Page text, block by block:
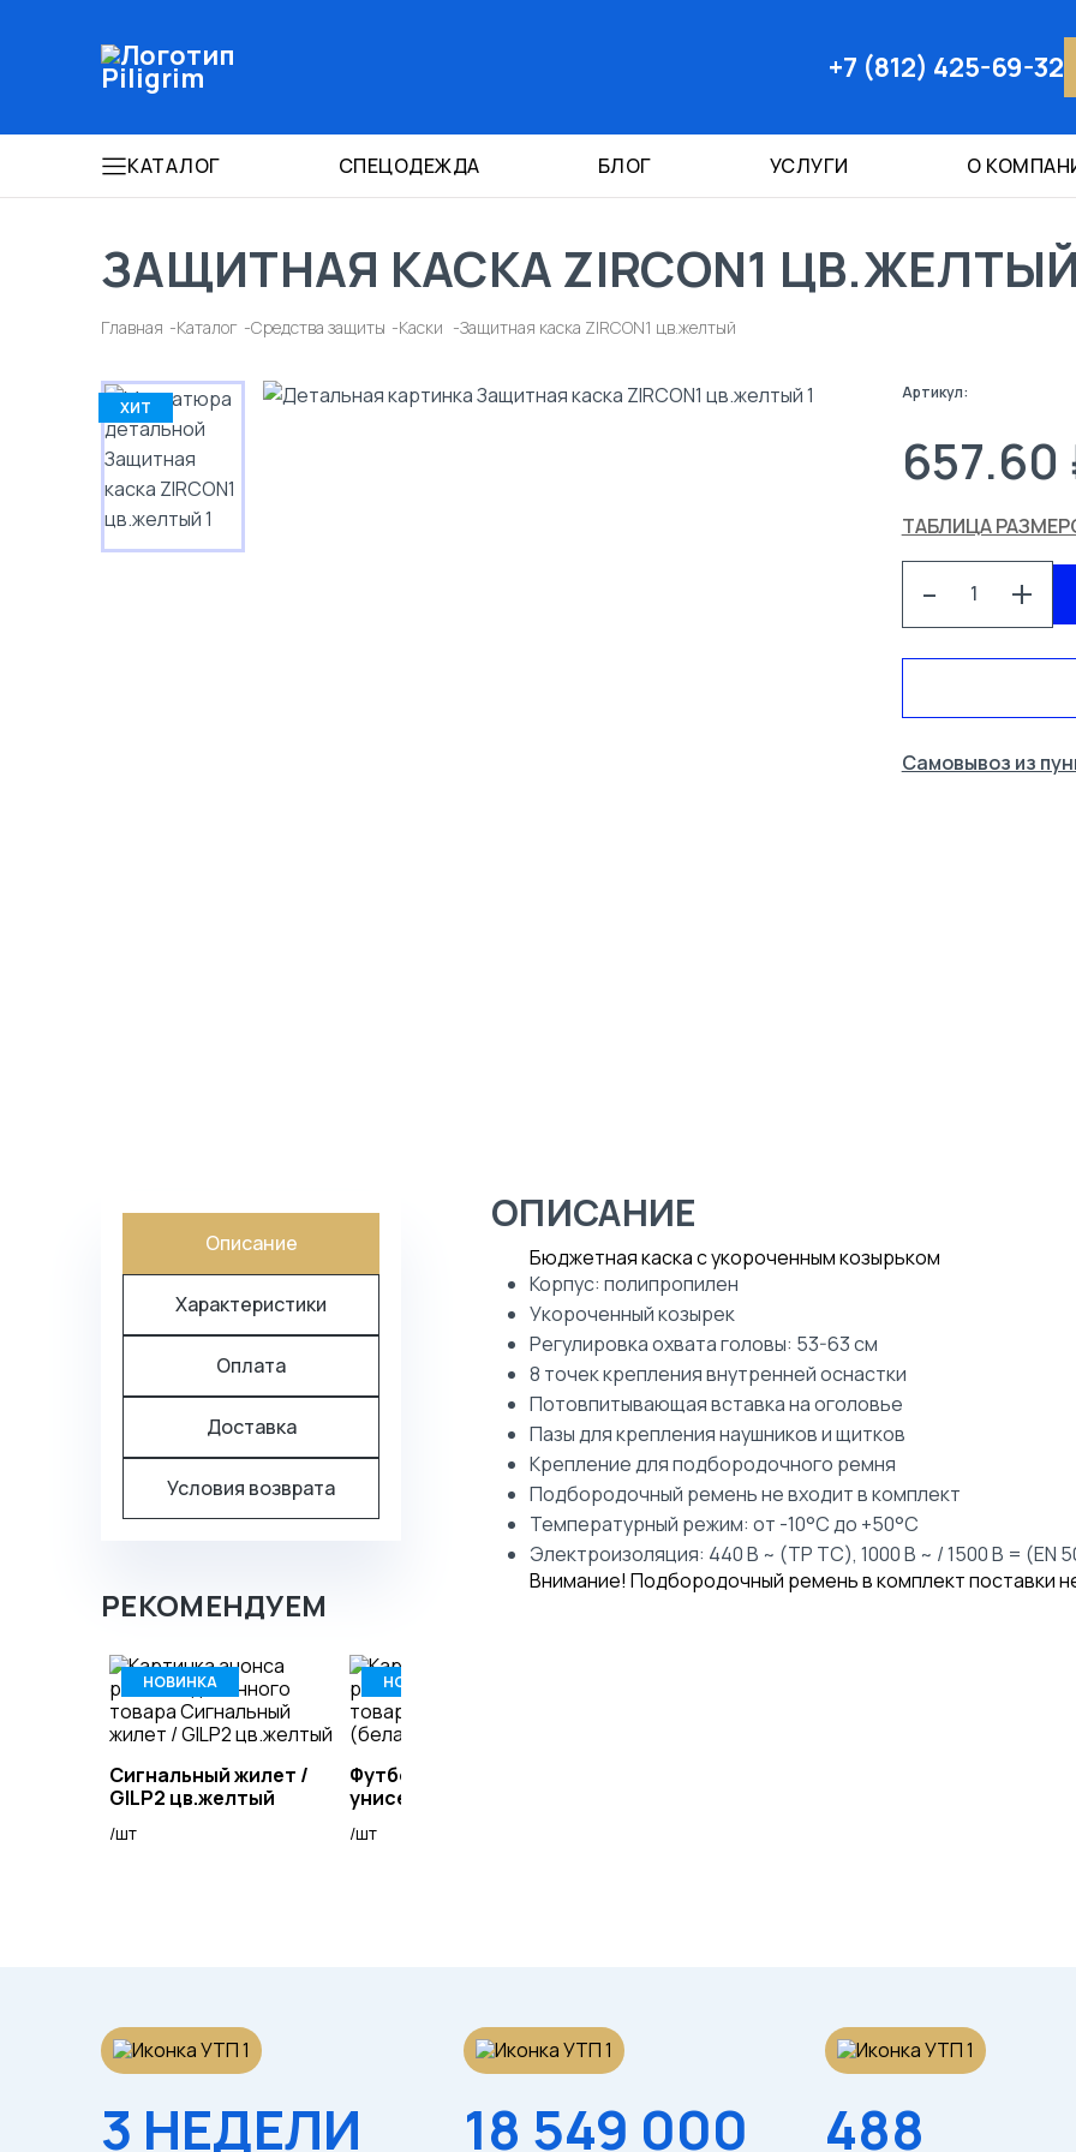
+7 (812) 425-69-32
КАТАЛОГ СПЕЦОДЕЖДА БЛОГ УСЛУГИ О
СПЕЦОДЕЖДА
ЗАЩИТНАЯ КАСКА ZIRCON1
Главная Каталог Средства защиты Каски Защитная каска ZIRCON1 цв.желтый
ХИТ
Артикул:
657.60
ТАБЛИЦА
- +
Самовывоз из
Описание
Характеристики
Оплата
Доставка
Условия возврата
РЕКОМЕНДУЕМ
НОВИНКА
Сигнальный жилет /
GILP2 цв.желтый
/шт
НОВИНКА
Футболка (белая)
унисекс
/шт
ОПИСАНИЕ
Бюджетная каска с укороченным козырьком
Корпус: полипропилен
Укороченный козырек
Регулировка охвата головы: 53-63 см
8 точек крепления внутренней оснастки
Потовпитывающая вставка на оголовье
Пазы для крепления наушников и щитков
Крепление для подбородочного ремня
Подбородочный ремень не входит в комплект
Температурный режим: от -10°С до +50°С
Электроизоляция: 440 В ~ (ТР ТС), 1000 В ~ / 1500 В = (EN
Внимание! Подбородочный ремень в комплект поставки
3 НЕДЕЛИ 18 549 000 488